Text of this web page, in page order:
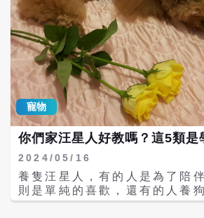
小孩沒有選票，這樣的虐待，
下嗎？巴掌打 、椅子砸、用腳
去撞牆等，這明明都有影片佐
府在公文上標註「未見明確受
施暴者嗎？ 米可白指出，這名惡質飼主，過去
曾利用大家對毛孩的同情心違
這樣的人竟然還能繼續飼養10
人無法理解。更讓人心痛的是
指證，表示狗狗曾被拖去撞牆
禁。面對這些指控，縣長卻只
「狗狗不乖，稍微修理一下而
狗，狗不乖也會讓牠們罰站。」 米可白說，
什麼施暴者總能一次又一次被
度，真的讓人對苗栗縣感到失
感嘆，這片土地究竟還要讓多
溫柔，連自己最喜歡的球都願
玩，黃金獵犬能無時無刻地陪
「任勞任怨」最好的玩伴，即
騰，都不會有半點厭煩，是個
黃金獵犬在犬類智商中排名屬
也不輸給邊境牧羊犬，黃金獵
手，會幫忙關抽屜、幫忙搬東
不會計較。賣萌的功力也不差
的笑容天生就療癒心情的魔力。 雖然乖巧
話，但黃金獵犬撒嬌和黏人的
給任何「狗」的，即使是養了
還是非常喜愛親近人的，隨便
題。如果是沒有敵意的陌生人
近，也能夠摸摸牠的。有趣的
寵物
你們家汪星人好教嗎？這5類是
2024/05/16
養隻汪星人，有的人是為了陪
則是單純的喜歡，還有的人養
狗。當你狗狗很快學會了你教